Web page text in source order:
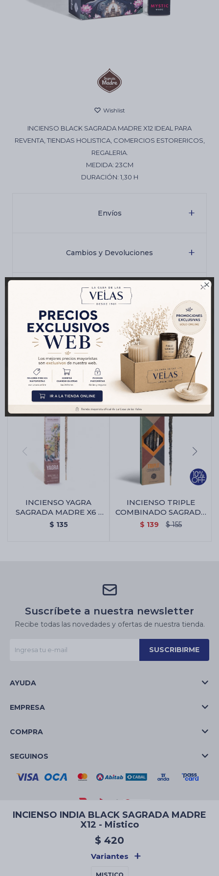

INCIENSO INDIA BLACK SAGRADA MADRE
X12 - Mistico
$ 420
Variantes
INCIENSO BLACK SAGRADA MADRE X12 IDEAL PARA
REVENTA, TIENDAS HOLISTICA, COMERCIOS ESTORERICOS,
REGALERIA.
MEDIDA: 23CM
DURACIÓN: 1,30 H
Envíos
Cambios y Devoluciones
Medios de pago
Productos que te pueden interesar
INCIENSO YAGRA
SAGRADA MADRE X6 -
Manzanilla/olíbano
$ 135
INCIENSO TRIPLE
COMBINADO SAGRADA
MADRE X8 - Incienso
$ 139 $ 155
Suscríbete a nuestra newsletter
Recibe todas las novedades y ofertas de nuestra tienda.
SUSCRIBIRME
AYUDA
EMPRESA
COMPRA
SEGUINOS
© Copyright 2026 / La Casa de las Velas
Artículos Esotéricos